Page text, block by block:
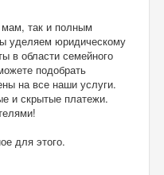
мам, так и полным
уделяем юридическому
в области семейного
подобрать
на все наши услуги.
и скрытые платежи.
для этого.